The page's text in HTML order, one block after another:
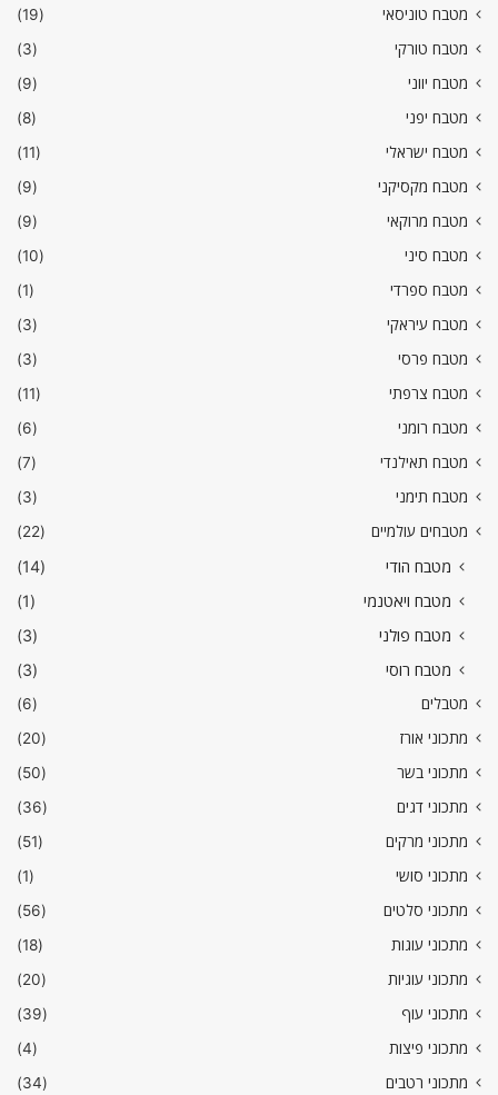
מטבח טוניסאי
(19)
מטבח טורקי
(3)
מטבח יווני
(9)
מטבח יפני
(8)
מטבח ישראלי
(11)
מטבח מקסיקני
(9)
מטבח מרוקאי
(9)
מטבח סיני
(10)
מטבח ספרדי
(1)
מטבח עיראקי
(3)
מטבח פרסי
(3)
מטבח צרפתי
(11)
מטבח רומני
(6)
מטבח תאילנדי
(7)
מטבח תימני
(3)
מטבחים עולמיים
(22)
מטבח הודי
(14)
מטבח ויאטנמי
(1)
מטבח פולני
(3)
מטבח רוסי
(3)
מטבלים
(6)
מתכוני אורז
(20)
מתכוני בשר
(50)
מתכוני דגים
(36)
מתכוני מרקים
(51)
מתכוני סושי
(1)
מתכוני סלטים
(56)
מתכוני עוגות
(18)
מתכוני עוגיות
(20)
מתכוני עוף
(39)
מתכוני פיצות
(4)
מתכוני רטבים
(34)